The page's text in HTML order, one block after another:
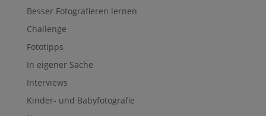
Besser Fotografieren lernen
Challenge
Fototipps
In eigener Sache
Interviews
Kinder- und Babyfotografie